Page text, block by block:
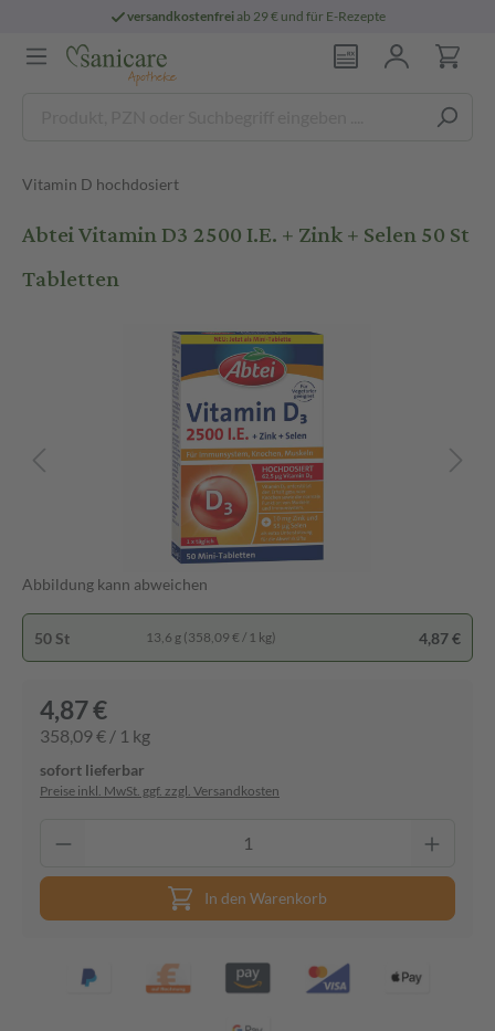
versandkostenfreiab 29 € und für E-Rezepte
Vitamin D hochdosiert
Abtei Vitamin D3 2500 I.E. + Zink + Selen 50 St
Tabletten
Abbildung kann abweichen
50 St 13,6 g (358,09 € / 1 kg) 4,87 €
4,87 €
358,09 € / 1 kg
sofort lieferbar
Preise inkl. MwSt. ggf. zzgl. Versandkosten
In den Warenkorb